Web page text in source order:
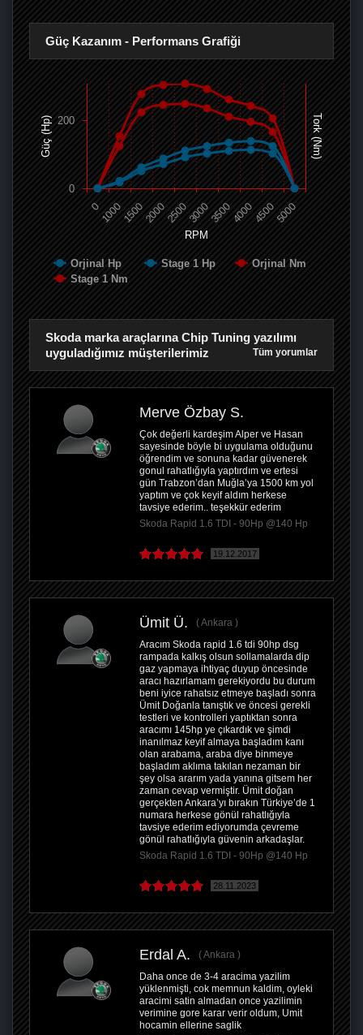
Güç Kazanım - Performans Grafiği
RPM
Güç (Hp) Tork (Nm)
Orjinal Hp Stage 1 Hp
Orjinal Nm
Stage 1 Nm
0 100015002000250030003500400045005000
0
200
Skoda marka araçlarına Chip Tuning yazılımı
uyguladığımız müşterilerimiz
Tüm yorumlar
Merve Özbay S.
Çok değerli kardeşim Alper ve Hasan
sayesinde böyle bi uygulama olduğunu
öğrendim ve sonuna kadar güvenerek
gonul rahatlığıyla yaptırdım ve ertesi
gün Trabzon’dan Muğla’ya 1500 km yol
yaptım ve çok keyif aldım herkese
tavsiye ederim.. teşekkür ederim
Skoda Rapid 1.6 TDI - 90Hp @140 Hp
19.12.2017
Ümit Ü.
Ankara
Aracım Skoda rapid 1.6 tdi 90hp dsg
rampada kalkış olsun sollamalarda dip
gaz yapmaya ihtiyaç duyup öncesinde
aracı hazırlamam gerekiyordu bu durum
beni iyice rahatsız etmeye başladı sonra
Ümit Doğanla tanıştık ve öncesi gerekli
testleri ve kontrolleri yaptıktan sonra
aracımı 145hp ye çıkardık ve şimdi
inanılmaz keyif almaya başladım kanı
olan arabama, araba diye binmeye
başladım aklıma takılan nezaman bir
şey olsa ararım yada yanına gitsem her
zaman cevap vermiştir. Ümit doğan
gerçekten Ankara’yı bırakın Türkiye’de 1
numara herkese gönül rahatlığıyla
tavsiye ederim ediyorumda çevreme
gönül rahatlığıyla güvenin arkadaşlar.
Skoda Rapid 1.6 TDI - 90Hp @140 Hp
28.11.2023
Erdal A.
Ankara
Daha once de 3-4 aracima yazilim
yüklenmişti, cok memnun kaldim, oyleki
aracimi satin almadan once yazilimin
verimine gore karar verir oldum, Umit
hocamin ellerine saglik